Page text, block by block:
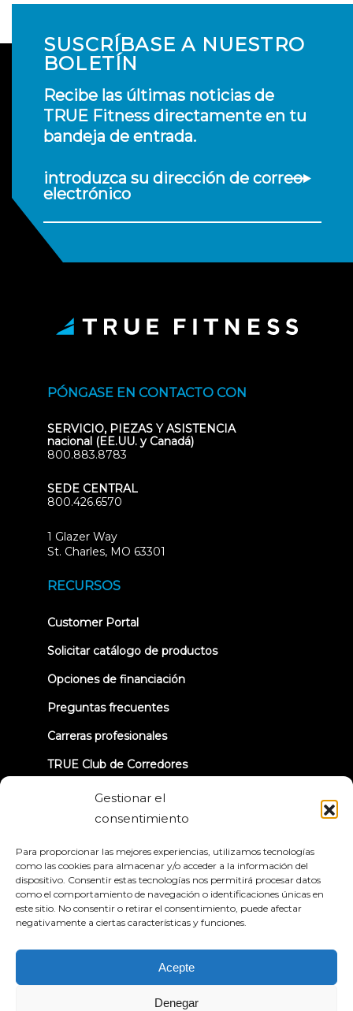
Gestionar el
consentimiento
Para proporcionar las mejores experiencias, utilizamos tecnologías
como las cookies para almacenar y/o acceder a la información del
dispositivo. Consentir estas tecnologías nos permitirá procesar datos
como el comportamiento de navegación o identificaciones únicas en
este sitio. No consentir o retirar el consentimiento, puede afectar
negativamente a ciertas características y funciones.
Acepte
Denegar
SUSCRÍBASE A NUESTRO
BOLETÍN
Recibe las últimas noticias de
TRUE Fitness directamente en tu
bandeja de entrada.
introduzca su dirección de correo
electrónico
PÓNGASE EN CONTACTO CON
SERVICIO, PIEZAS Y ASISTENCIA
nacional (EE.UU. y Canadá)
800.883.8783
SEDE CENTRAL
800.426.6570
1 Glazer Way
St. Charles, MO 63301
RECURSOS
Customer Portal(opens
new
Solicitar catálogo de productos
Opciones de financiación
Preguntas frecuentes
Carreras profesionales
TRUE Club de Corredores
Información sobre la retirada
© 2026 True Fitness. All Rights Reserved
Política de privacidad
Condiciones generales
Declaración de accesibilidad